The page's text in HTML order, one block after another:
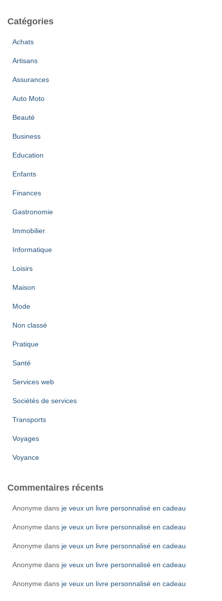
Catégories
Achats
Artisans
Assurances
Auto Moto
Beauté
Business
Education
Enfants
Finances
Gastronomie
Immobilier
Informatique
Loisirs
Maison
Mode
Non classé
Pratique
Santé
Services web
Sociétés de services
Transports
Voyages
Voyance
Commentaires récents
Anonyme dans je veux un livre personnalisé en cadeau
Anonyme dans je veux un livre personnalisé en cadeau
Anonyme dans je veux un livre personnalisé en cadeau
Anonyme dans je veux un livre personnalisé en cadeau
Anonyme dans je veux un livre personnalisé en cadeau